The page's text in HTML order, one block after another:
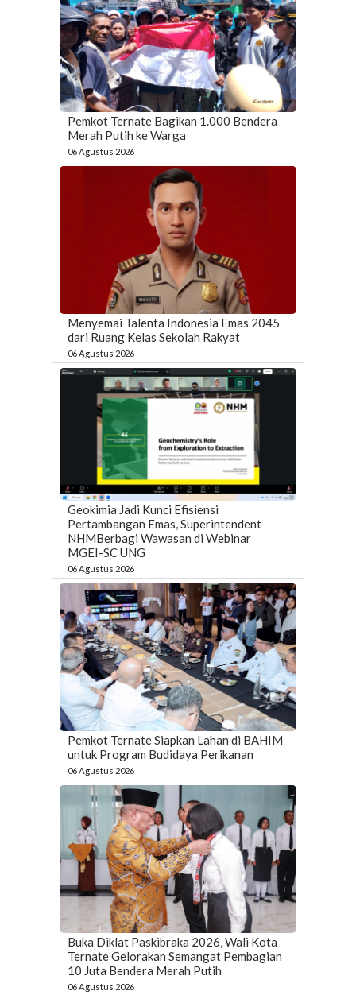
Pemkot Ternate Bagikan 1.000 Bendera
Merah Putih ke Warga
06 Agustus 2026
Menyemai Talenta Indonesia Emas 2045
dari Ruang Kelas Sekolah Rakyat
06 Agustus 2026
Geokimia Jadi Kunci Efisiensi
Pertambangan Emas, Superintendent
NHMBerbagi Wawasan di Webinar
MGEI-SC UNG
06 Agustus 2026
Pemkot Ternate Siapkan Lahan di BAHIM
untuk Program Budidaya Perikanan
06 Agustus 2026
Buka Diklat Paskibraka 2026, Wali Kota
Ternate Gelorakan Semangat Pembagian
10 Juta Bendera Merah Putih
06 Agustus 2026